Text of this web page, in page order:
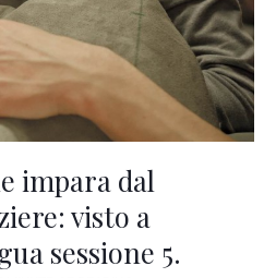
impara dal
visto a
sessione 5.